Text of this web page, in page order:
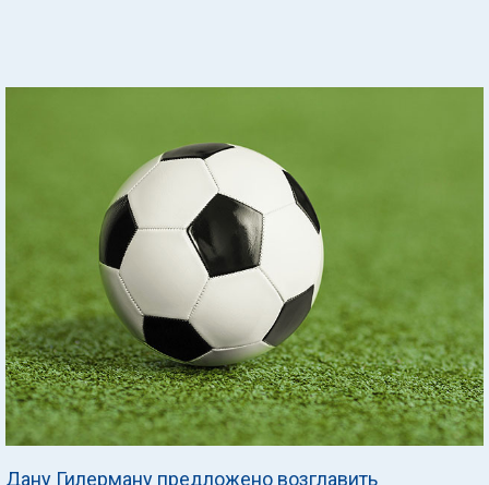
Дану Гилерману предложено возглавить